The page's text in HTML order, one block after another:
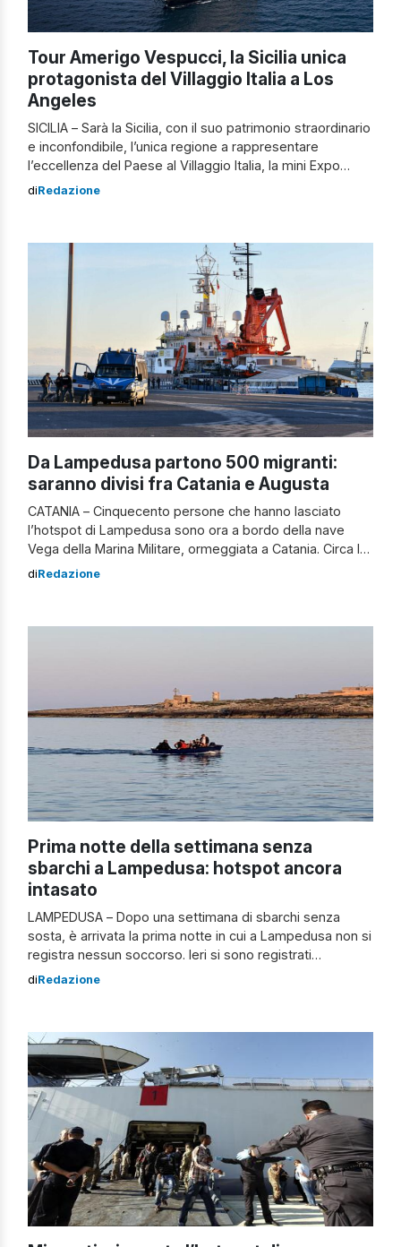
Tour Amerigo Vespucci, la Sicilia unica
protagonista del Villaggio Italia a Los
Angeles
SICILIA – Sarà la Sicilia, con il suo patrimonio straordinario
e inconfondibile, l’unica regione a rappresentare
l’eccellenza del Paese al Villaggio Italia, la mini Expo
itinerante, che coinvolge undici ministeri e che
comincerà Si comincerà a Los Angeles il […]
diRedazione
Da Lampedusa partono 500 migranti:
saranno divisi fra Catania e Augusta
CATANIA – Cinquecento persone che hanno lasciato
l’hotspot di Lampedusa sono ora a bordo della nave
Vega della Marina Militare, ormeggiata a Catania. Circa la
metà di loro, ovvero circa 250, saranno trasferiti al
rimarranno sulla nave, che […]
diRedazione
Prima notte della settimana senza
sbarchi a Lampedusa: hotspot ancora
intasato
LAMPEDUSA – Dopo una settimana di sbarchi senza
sosta, è arrivata la prima notte in cui a Lampedusa non si
registra nessun soccorso. Ieri si sono registrati
complessivamente cinque approdi con 283 persone.
sulla nave Foscari […]
diRedazione